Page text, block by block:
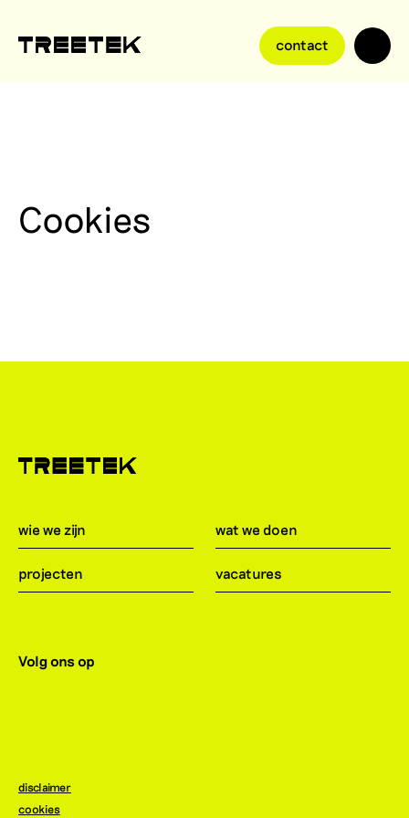
contact
Cookies
wie we zijn wat we doen
projecten vacatures
Volg ons op
disclaimer
cookies